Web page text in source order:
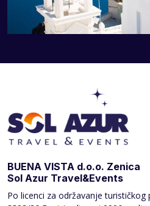
BUENA VISTA d.o.o. Zenica
Sol Azur Travel&Events
Po licenci za održavanje